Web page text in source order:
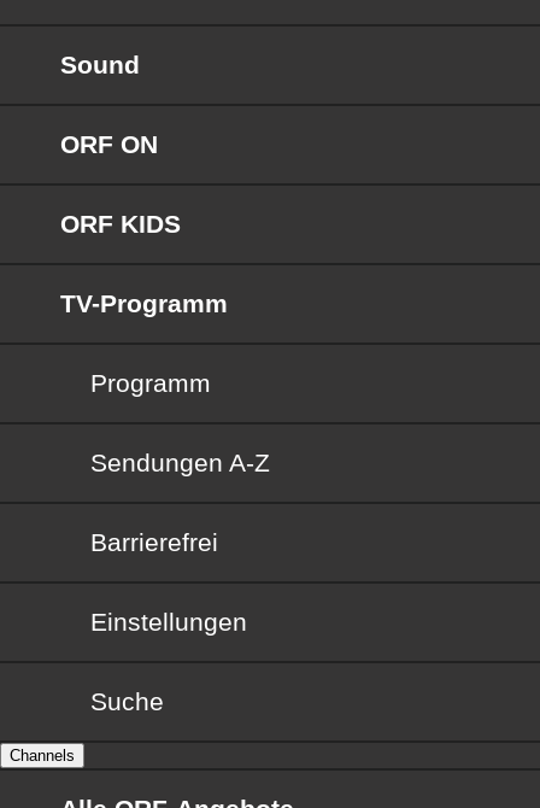
Sound
ORF ON
ORF KIDS
TV-Programm
Programm
Sendungen von A bis Z
Sendungen A-Z
Barrierefrei
Barrierefrei
Einstellungen
Suche
Channels